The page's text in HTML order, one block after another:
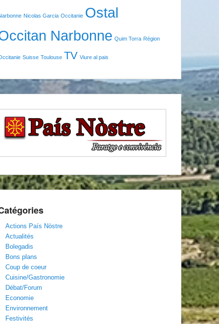
Nicolas Garcia Occitanie Ostal
Narbonne Quim Torra Région
Suisse Toulouse TV Viure al pais
Actions País Nòstre
Actualités
Bolegadis
Bons plans
Coup de coeur
Cuisine/Gastronomie
Débat/Forum
Economie
Environnement
Festivités